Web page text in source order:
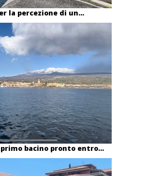
la percezione di un...
bacino pronto entro...